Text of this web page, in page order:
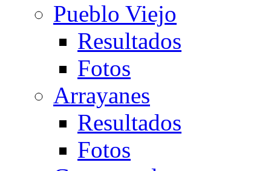
Pueblo Viejo
Resultados
Fotos
Arrayanes
Resultados
Fotos